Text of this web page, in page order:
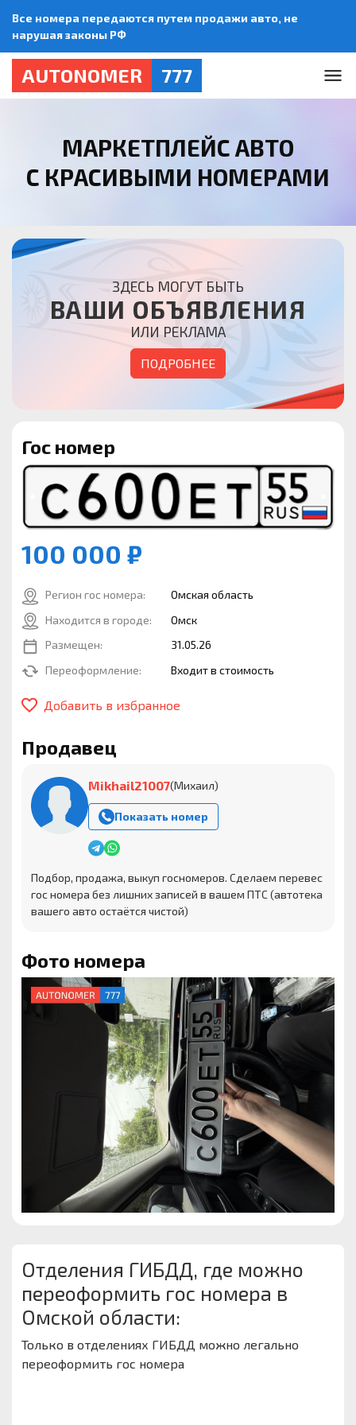
Все номера передаются путем продажи авто, не
нарушая законы РФ
AUTONOMER 777
МАРКЕТПЛЕЙС АВТО
С КРАСИВЫМИ НОМЕРАМИ
ЗДЕСЬ МОГУТ БЫТЬ
ВАШИ ОБЪЯВЛЕНИЯ
ИЛИ РЕКЛАМА
ПОДРОБНЕЕ
Гос номер
100 000 ₽
Регион гос номера:
Омская область
Находится в городе:
Омск
Размещен:
31.05.26
Переоформление:
Входит в стоимость
Добавить в избранное
Продавец
Mikhail21007(Михаил)
Показать номер
Подбор, продажа, выкуп госномеров. Сделаем перевес
гос номера без лишних записей в вашем ПТС (автотека
вашего авто остаётся чистой)
Фото номера
Отделения ГИБДД, где можно
переоформить гос номера в
Омской области:
Только в отделениях ГИБДД можно легально
переоформить гос номера